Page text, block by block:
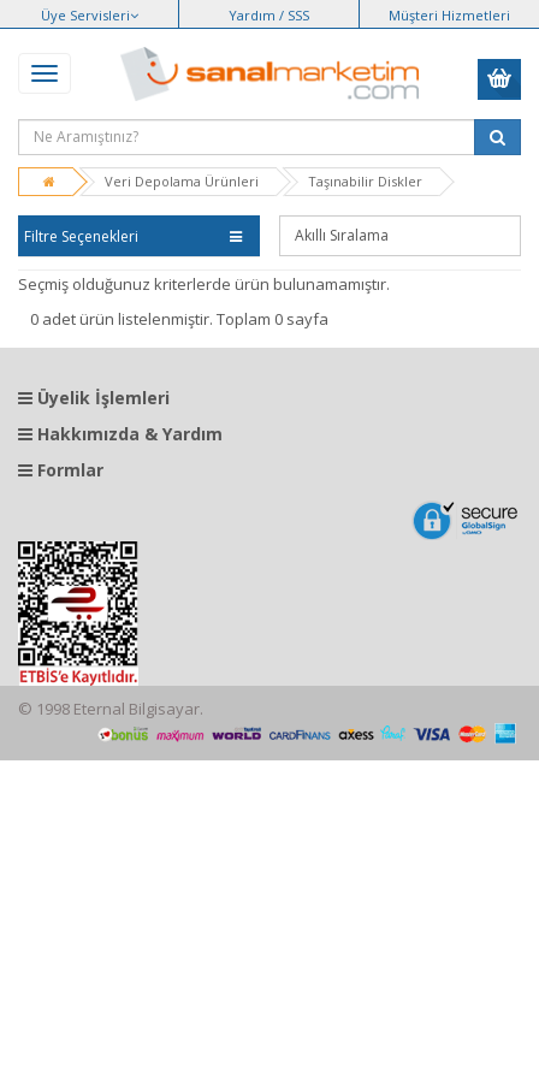
Üye Servisleri Yardım / SSS Müşteri Hizmetleri
Veri Depolama Ürünleri Taşınabilir Diskler
Filtre Seçenekleri
Seçmiş olduğunuz kriterlerde ürün bulunamamıştır.
0 adet ürün listelenmiştir. Toplam 0 sayfa
Üyelik İşlemleri
Hakkımızda & Yardım
Formlar
© 1998 Eternal Bilgisayar.